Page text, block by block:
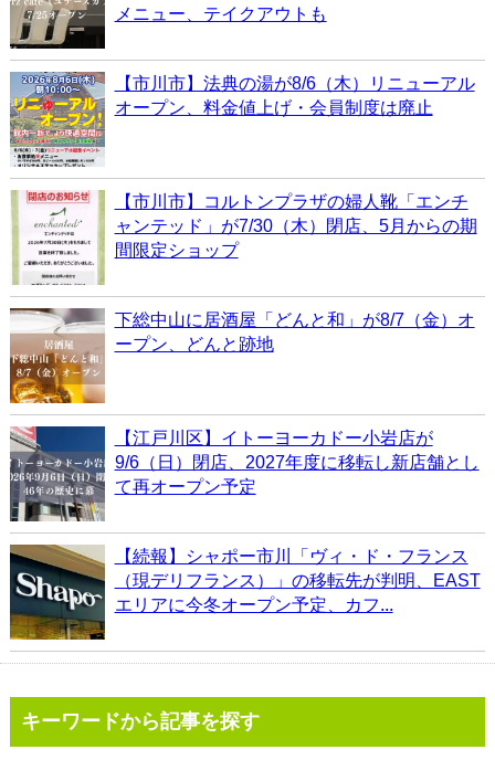
メニュー、テイクアウトも
【市川市】法典の湯が8/6（木）リニューアル
オープン、料金値上げ・会員制度は廃止
【市川市】コルトンプラザの婦人靴「エンチ
ャンテッド」が7/30（木）閉店、5月からの期
間限定ショップ
下総中山に居酒屋「どんと和」が8/7（金）オ
ープン、どんと跡地
【江戸川区】イトーヨーカドー小岩店が
9/6（日）閉店、2027年度に移転し新店舗とし
て再オープン予定
【続報】シャポー市川「ヴィ・ド・フランス
（現デリフランス）」の移転先が判明、EAST
エリアに今冬オープン予定、カフ...
キーワードから記事を探す